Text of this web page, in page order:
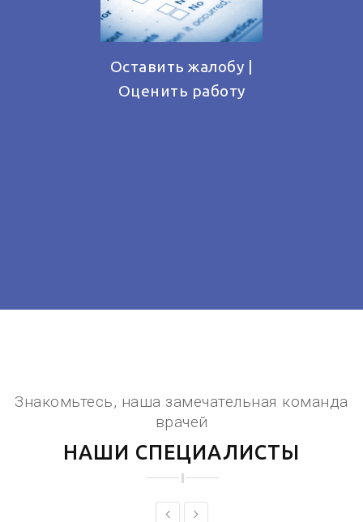
Оставить жалобу |
Оценить работу
Знакомьтесь, наша замечательная команда
врачей
НАШИ СПЕЦИАЛИСТЫ